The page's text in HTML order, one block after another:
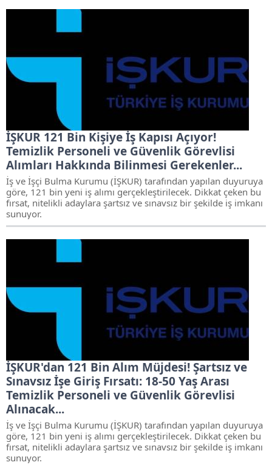
İŞKUR 121 Bin Kişiye İş Kapısı Açıyor!
Temizlik Personeli ve Güvenlik Görevlisi
Alımları Hakkında Bilinmesi Gerekenler...
İş ve İşçi Bulma Kurumu (İŞKUR) tarafından yapılan duyuruya
göre, 121 bin yeni iş alımı gerçekleştirilecek. Dikkat çeken bu
fırsat, nitelikli adaylara şartsız ve sınavsız bir şekilde iş imkanı
sunuyor.
İŞKUR'dan 121 Bin Alım Müjdesi! Şartsız ve
Sınavsız İşe Giriş Fırsatı: 18-50 Yaş Arası
Temizlik Personeli ve Güvenlik Görevlisi
Alınacak...
İş ve İşçi Bulma Kurumu (İŞKUR) tarafından yapılan duyuruya
göre, 121 bin yeni iş alımı gerçekleştirilecek. Dikkat çeken bu
fırsat, nitelikli adaylara şartsız ve sınavsız bir şekilde iş imkanı
sunuyor.